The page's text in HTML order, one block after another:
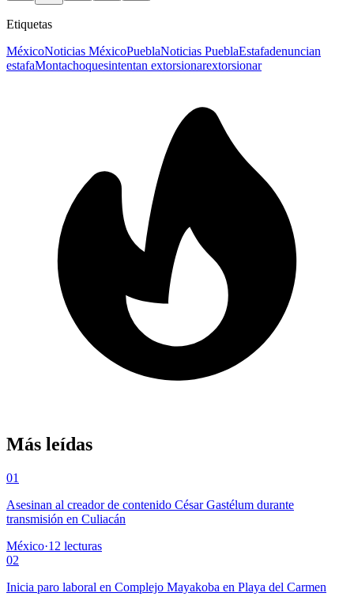
Etiquetas
MéxicoNoticias MéxicoPueblaNoticias PueblaEstafadenuncian
estafaMontachoquesintentan extorsionarextorsionar
Más leídas
01
Asesinan al creador de contenido César Gastélum durante
transmisión en Culiacán
México·12 lecturas
02
Inicia paro laboral en Complejo Mayakoba en Playa del Carmen